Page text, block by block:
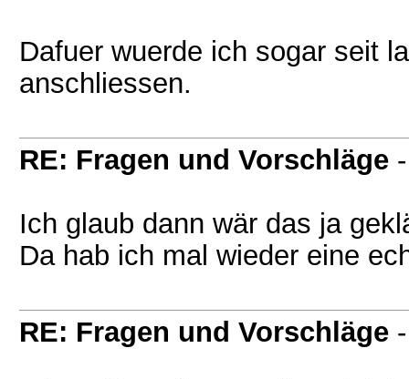
Dafuer wuerde ich sogar seit
anschliessen.
RE: Fragen und Vorschläge
Ich glaub dann wär das ja
Da hab ich mal wieder eine
RE: Fragen und Vorschläge